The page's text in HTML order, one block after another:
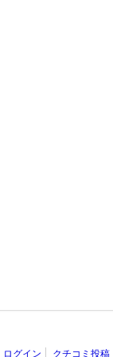
ログイン クチコミ投稿